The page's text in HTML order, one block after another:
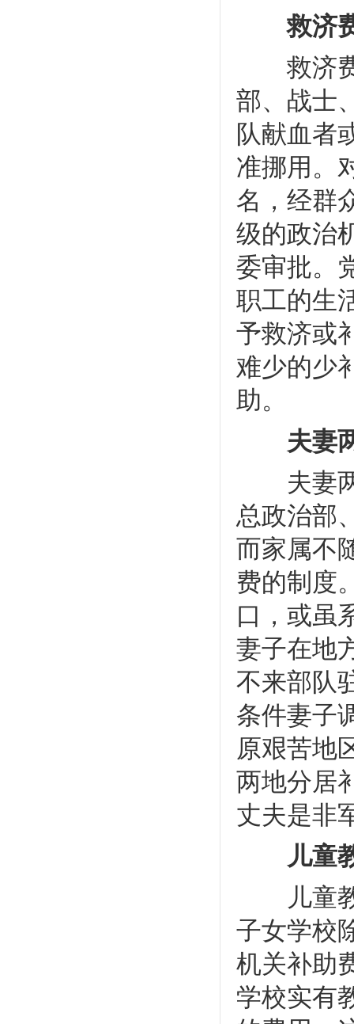
救济
救济费
部、战士
队献血者
准挪用。
名，经群
级的政治
委审批。
职工的生
予救济或
难少的少
助。
夫妻两
夫妻两
总政治部
而家属不
费的制度
口，或虽
妻子在地
不来部队
条件妻子
原艰苦地
两地分居
丈夫是非
儿童教
儿童教
子女学校
机关补助
学校实有